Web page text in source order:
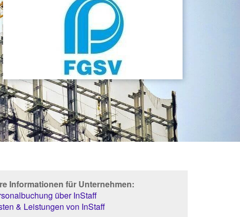
Informationen für Unternehmen:
über InStaff
& Leistungen von InStaff